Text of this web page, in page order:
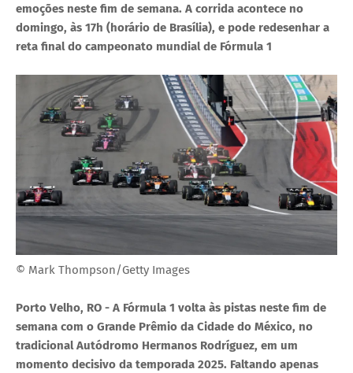
emoções neste fim de semana. A corrida acontece no
domingo, às 17h (horário de Brasília), e pode redesenhar a
reta final do campeonato mundial de Fórmula 1
© Mark Thompson/Getty Images
Porto Velho, RO - A Fórmula 1 volta às pistas neste fim de
semana com o Grande Prêmio da Cidade do México, no
tradicional Autódromo Hermanos Rodríguez, em um
momento decisivo da temporada 2025. Faltando apenas